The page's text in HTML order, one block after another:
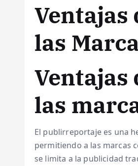
las
las
El publirreportaje es una
permitiendo a las marcas
se limita a la publicidad